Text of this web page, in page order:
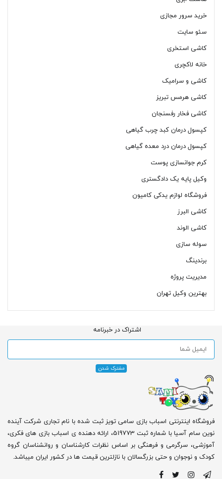
خرید سرور مجازی
سئو سایت
کاشی استخری
خانه لاکچری
کاشی و سرامیک
کاشی هرمس تبریز
کاشی فخار رفسنجان
کپسول درمان کبد چرب گیاهی
کپسول درمان درد معده گیاهی
کرم جوانسازی پوست
وکیل پایه یک دادگستری
فروشگاه لوازم یدکی کامیون
کاشی البرز
کاشی الوند
سوله سازی
برندینگ
مدیریت پروژه
بهترین وکیل تهران
اشتراک در خبرنامه
فروشگاه اینترنتی اسباب بازی سامی تویز ثبت شده با نام تجاری شرکت آینده
نوین سام آسیا با شماره ثبت 519773، ارائه دهنده ی اسباب بازی های فکری،
آموزشی، سرگرمی و فرهنگی بر اساس نظرات کارشناسان و روانشناسان گروه
کودک و نوجوان و حتی بزرگسالان با نازلترین قیمت ها در کشور ایران میباشد.